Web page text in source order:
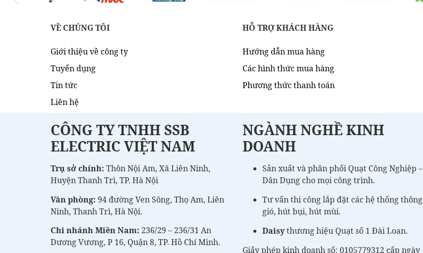
VỀ CHÚNG TÔI
Giới thiệu về công ty
Tuyển dụng
Tin tức
Liên hệ
HỖ TRỢ KHÁCH HÀNG
Hướng dẫn mua hàng
Các hình thức mua hàng
Phương thức thanh toán
CÔNG TY TNHH SSB
ELECTRIC VIỆT NAM
Trụ sở chính: Thôn Nội Am, Xã Liên Ninh,
Huyện Thanh Trì, TP. Hà Nội
Văn phòng: 94 đường Ven Sông, Thọ Am, Liên
Ninh, Thanh Trì, Hà Nội.
Chi nhánh Miền Nam: 236/29 – 236/31 An
Dương Vương, P 16, Quận 8, TP. Hồ Chí Minh.
NGÀNH NGHỀ KINH
DOANH
Sản xuất và phân phối Quạt Công Nghiệp –
Dân Dụng cho mọi công trình.
Tư vấn thi công lắp đặt các hệ thống thông
gió, hút bụi, hút mùi.
Daisythương hiệu Quạt số 1 Đài Loan.
Giấy phép kinh doanh số: 0105779312 cấp ngày